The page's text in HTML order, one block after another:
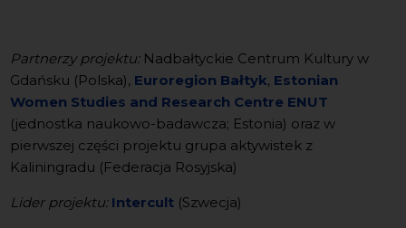
Partnerzy projektu:Nadbałtyckie Centrum Kultury w
Gdańsku (Polska), Euroregion Bałtyk, Estonian
Women Studies and Research Centre ENUT
(jednostka naukowo-badawcza; Estonia) oraz w
pierwszej części projektu grupa aktywistek z
Kaliningradu (Federacja Rosyjska)
Lider projektu: Intercult (Szwecja)